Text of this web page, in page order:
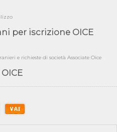
Buildings Competition -
progetto di fattibilità da
2020-2026: procedimenti
gara non equivale ad
alla Camera, passa ora al
per iscrizione OICE
e richieste di società Associate Oice